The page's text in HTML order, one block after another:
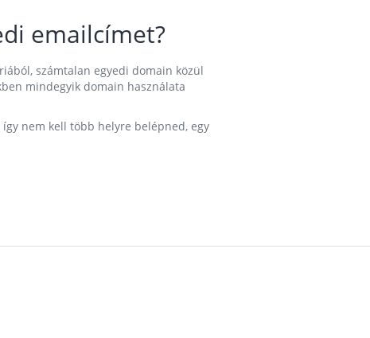
emailcímet?
számtalan egyedi domain közül
mindegyik domain használata
nem kell több helyre belépned, egy